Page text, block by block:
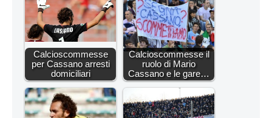
Calcioscommesse
per Cassano arresti
domiciliari
Calcioscommesse il
ruolo di Mario
Cassano e le gare…